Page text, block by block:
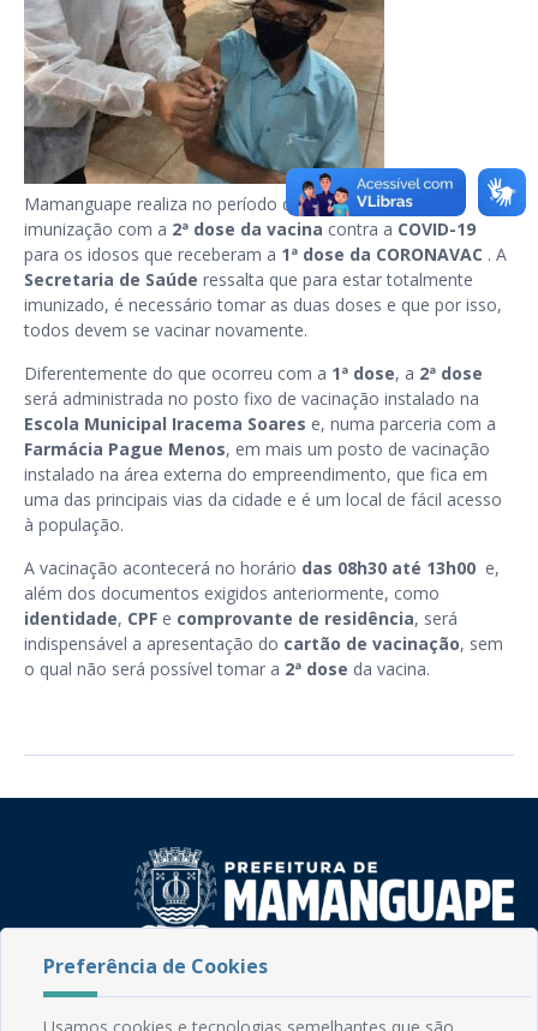
Mamanguape realiza no período de 06 a 09 de abril a
imunização com a 2ª dose da vacina contra a COVID-19
para os idosos que receberam a 1ª dose da CORONAVAC . A
Secretaria de Saúde ressalta que para estar totalmente
imunizado, é necessário tomar as duas doses e que por isso,
todos devem se vacinar novamente.
Diferentemente do que ocorreu com a 1ª dose, a 2ª dose
será administrada no posto fixo de vacinação instalado na
Escola Municipal Iracema Soares e, numa parceria com a
Farmácia Pague Menos, em mais um posto de vacinação
instalado na área externa do empreendimento, que fica em
uma das principais vias da cidade e é um local de fácil acesso
à população.
A vacinação acontecerá no horário das 08h30 até 13h00 e,
além dos documentos exigidos anteriormente, como
identidade, CPF e comprovante de residência, será
indispensável a apresentação do cartão de vacinação, sem
o qual não será possível tomar a 2ª dose da vacina.
Rua do Imperador, 78, Centro
CEP: 58.280-000 - Mamanguape/PB
Fone: (83) 3292-2246
Preferência de Cookies
Usamos cookies e tecnologias semelhantes que são